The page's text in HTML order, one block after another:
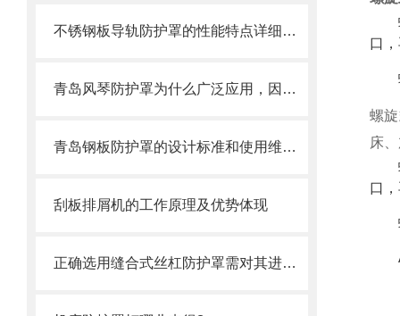
不锈钢板导轨防护罩的性能特点详细分析
青岛风琴防护罩为什么广泛应用，因为它的优点太多了
青岛钢板防护罩的设计标准和使用维护方式
刮板排屑机的工作原理及优势体现
正确选用缝合式丝杠防护罩需对其进行风险评估
口
螺
床
口